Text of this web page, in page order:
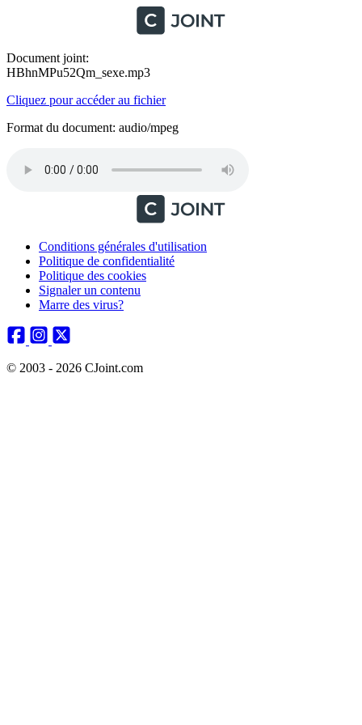
Document joint:
HBhnMPu52Qm_sexe.mp3
Cliquez pour accéder au fichier
Format du document: audio/mpeg
Conditions générales d'utilisation
Politique de confidentialité
Politique des cookies
Signaler un contenu
Marre des virus?
© 2003 - 2026 CJoint.com